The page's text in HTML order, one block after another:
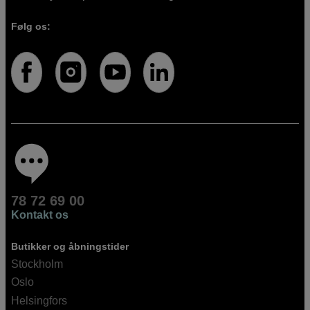
Følg os:
78 72 69 00
Kontakt os
Butikker og åbningstider
Stockholm
Oslo
Helsingfors